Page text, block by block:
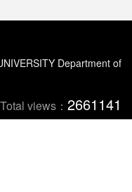
Department of
Total views： 2661141